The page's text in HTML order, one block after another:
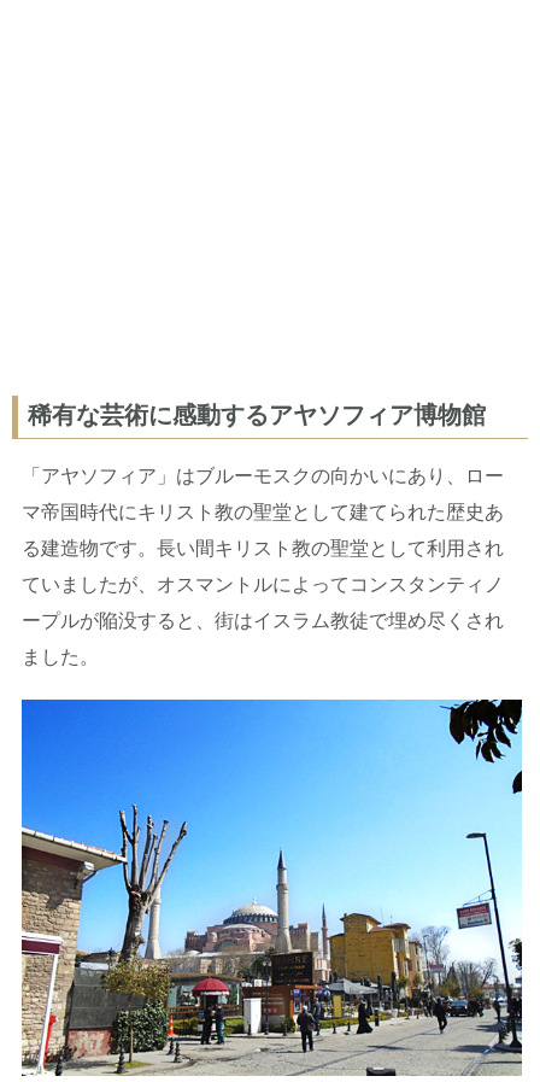
稀有な芸術に感動するアヤソフィア博物館
「アヤソフィア」はブルーモスクの向かいにあり、ロー
マ帝国時代にキリスト教の聖堂として建てられた歴史あ
る建造物です。長い間キリスト教の聖堂として利用され
ていましたが、オスマントルによってコンスタンティノ
ープルが陥没すると、街はイスラム教徒で埋め尽くされ
ました。